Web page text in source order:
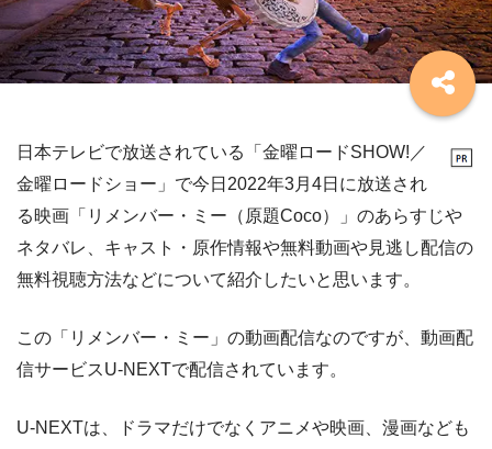
日本テレビで放送されている「金曜ロードSHOW!／
金曜ロードショー」で今日2022年3月4日に放送され
る映画「リメンバー・ミー（原題Coco）」のあらすじや
ネタバレ、キャスト・原作情報や無料動画や見逃し配信の
無料視聴方法などについて紹介したいと思います。
この「リメンバー・ミー」の動画配信なのですが、動画配
信サービスU-NEXTで配信されています。
U-NEXTは、ドラマだけでなくアニメや映画、漫画なども